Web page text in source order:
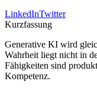
LinkedInTwitter
Kurzfassung
Generative KI wird
Wahrheit liegt nicht in
Fähigkeiten sind
Kompetenz.